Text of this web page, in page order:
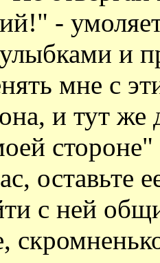
-
улыбками
мне с
и тут же
оставьте
с ней